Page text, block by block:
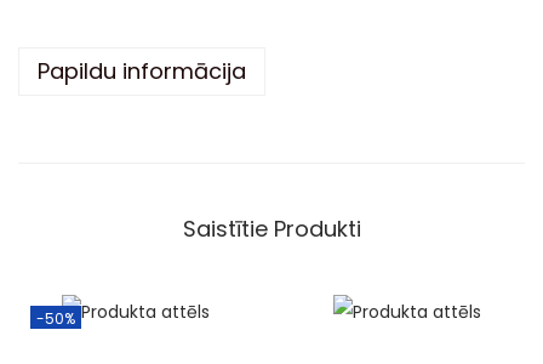
Papildu informācija
Saistītie Produkti
-50%